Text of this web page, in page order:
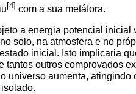
[4] com a sua metáfora.
a energia potencial
solo, na atmosfera e no
inicial. Isto implicaria
tantos outros comprovados
universo aumenta,